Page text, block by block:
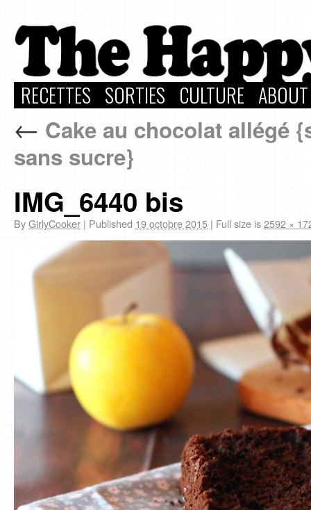
RECETTES SORTIES CULTURE
← Cake au chocolat allégé
sans sucre}
IMG_6440 bis
ByGirlyCooker | Published 19 octobre 2015 | Full size is2592 ×